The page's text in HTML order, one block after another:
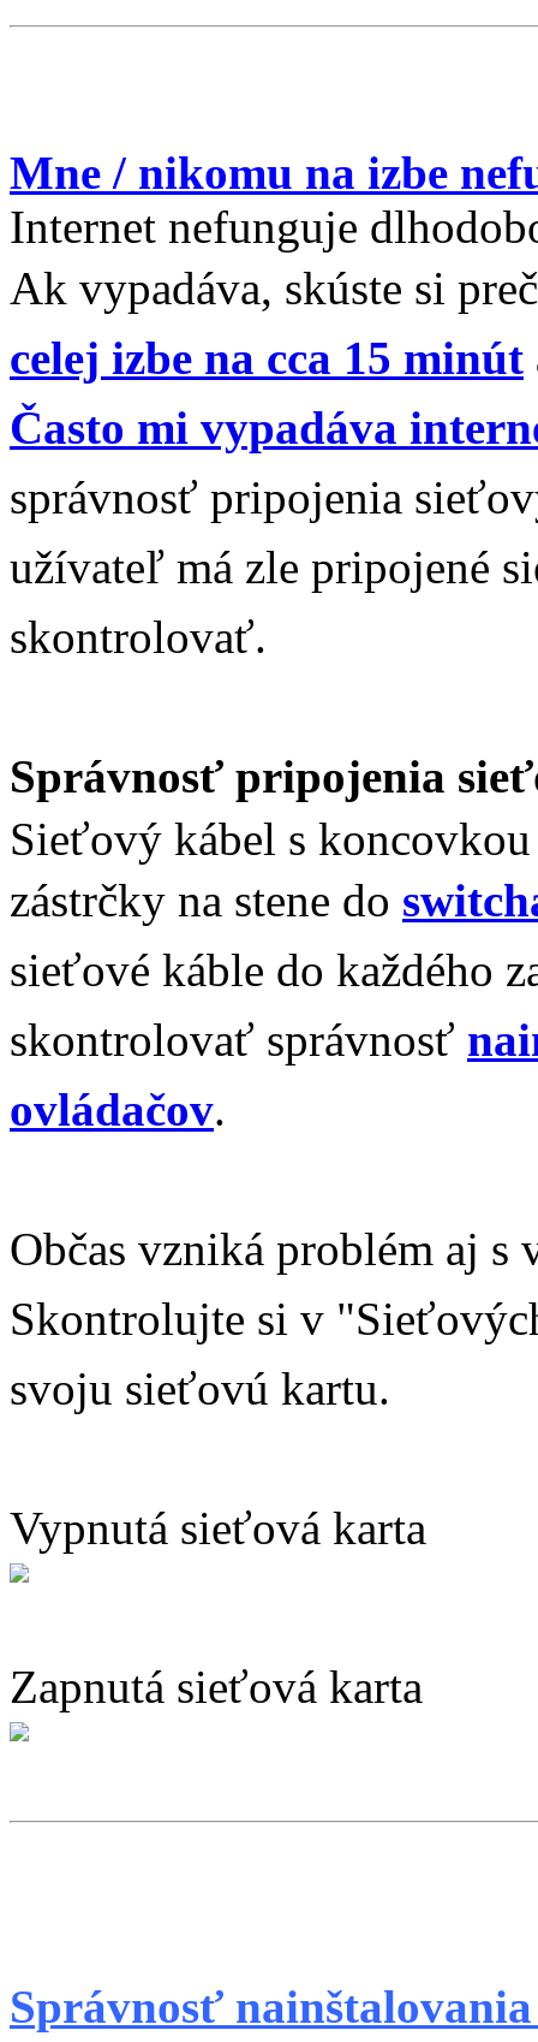
Mne / nikomu na izbe
Internet nefunguje
Ak vypadáva, skúste si
celej izbe na cca 15 minút
Často mi vypadáva
správnosť pripojenia
užívateľ má zle pripojené
skontrolovať.
Správnosť pripojenia
Sieťový kábel s
zástrčky na stene do
sieťové káble do každého
skontrolovať správnosť
ovládačov.
Občas vzniká problém aj s
Skontrolujte si v
svoju sieťovú kartu.
Vypnutá sieťová karta
Zapnutá sieťová karta
Správnosť